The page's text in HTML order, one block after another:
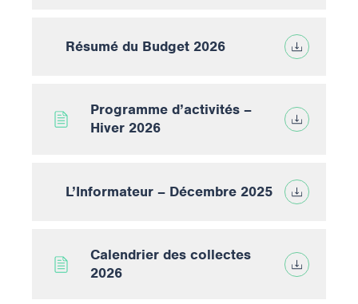
Résumé du Budget 2026
Programme d’activités –
Hiver 2026
L’Informateur – Décembre 2025
Calendrier des collectes
2026